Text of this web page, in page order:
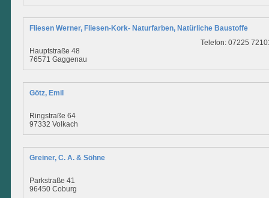
Fliesen Werner, Fliesen-Kork- Naturfarben, Natürliche Baustoffe
Hauptstraße 48
76571 Gaggenau
Telefon: 07225
Götz, Emil
Ringstraße 64
97332 Volkach
Greiner, C. A. & Söhne
Parkstraße 41
96450 Coburg